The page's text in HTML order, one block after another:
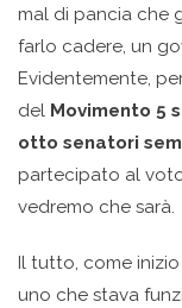
mal di pancia che
farlo cadere, un
Evidentemente,
del Movimento 5
otto senatori
partecipato al
vedremo che sarà.
Il tutto, come
uno che stava